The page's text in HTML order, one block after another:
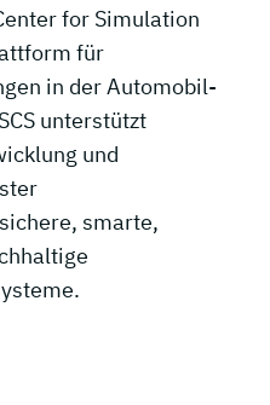
for Simulation
für
in der Automobil-
unterstützt
und
smarte,